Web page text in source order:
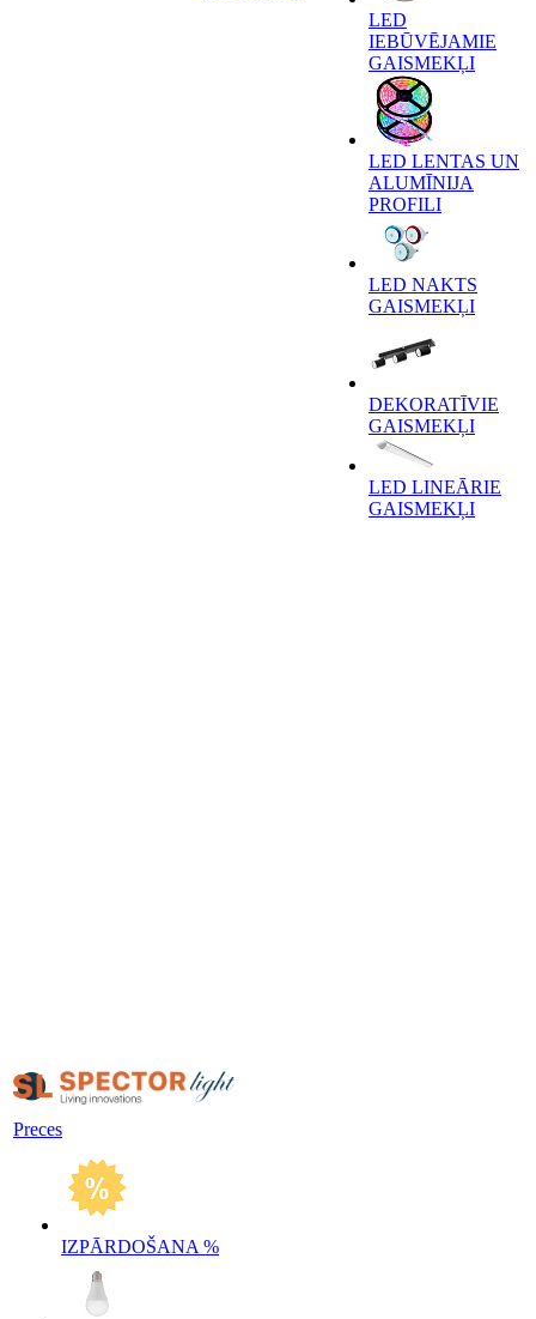
LED
IEBŪVĒJAMIE
GAISMEKĻI
LED LENTAS UN
ALUMĪNIJA
PROFILI
LED NAKTS
GAISMEKĻI
DEKORATĪVIE
GAISMEKĻI
LED LINEĀRIE
GAISMEKĻI
Preces
IZPĀRDOŠANA %